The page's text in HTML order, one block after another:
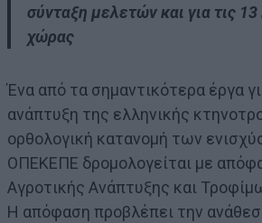
σύνταξη μελετών και για τις
χώρας
Ένα από τα σημαντικότερα έργα
ανάπτυξη της ελληνικής
ορθολογική κατανομή των
ΟΠΕΚΕΠΕ δρομολογείται με
Αγροτικής Ανάπτυξης και
Η απόφαση προβλέπει την